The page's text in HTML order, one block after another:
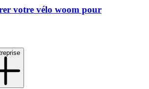
votre vélo woom pour